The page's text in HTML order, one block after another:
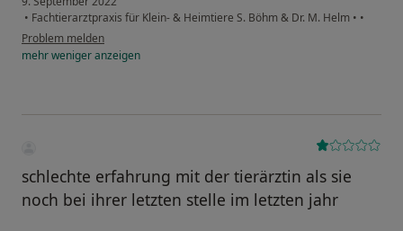
• Fachtierarztpraxis für Klein- & Heimtiere S. Böhm & Dr. M. Helm • •
Problem melden
mehrwenigeranzeigen
schlechte erfahrung mit der tierärztin als sie
noch bei ihrer letzten stelle im letzten jahr